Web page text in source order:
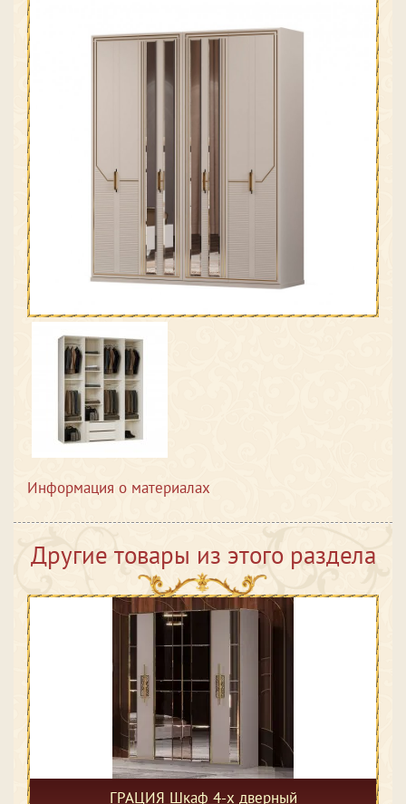
Информация о материалах
Другие товары из этого раздела
ГРАЦИЯ Шкаф 4-х дверный